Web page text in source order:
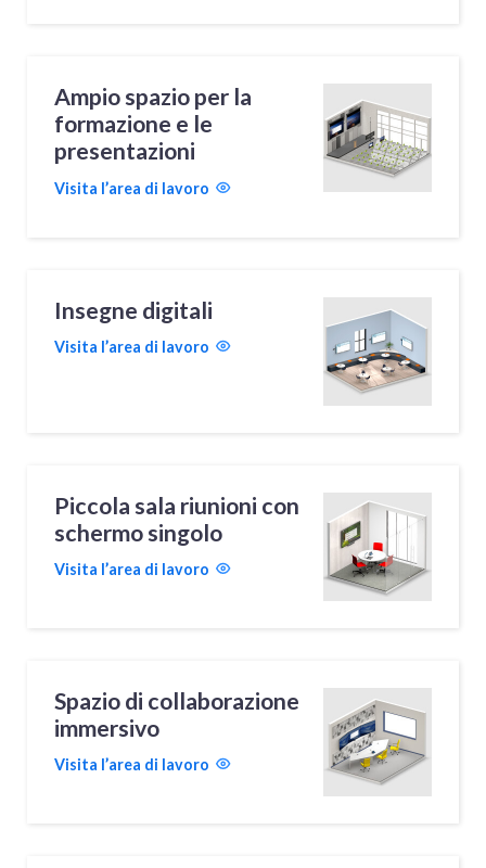
Ampio spazio per la
formazione e le
presentazioni
Visita l’area di lavoro
Insegne digitali
Visita l’area di lavoro
Piccola sala riunioni con
schermo singolo
Visita l’area di lavoro
Spazio di collaborazione
immersivo
Visita l’area di lavoro